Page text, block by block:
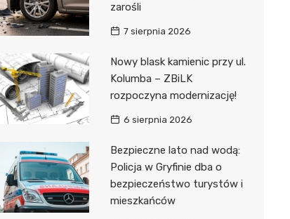
zarośli
7 sierpnia 2026
Nowy blask kamienic przy ul.
Kolumba – ZBiLK
rozpoczyna modernizację!
6 sierpnia 2026
Bezpieczne lato nad wodą:
Policja w Gryfinie dba o
bezpieczeństwo turystów i
mieszkańców